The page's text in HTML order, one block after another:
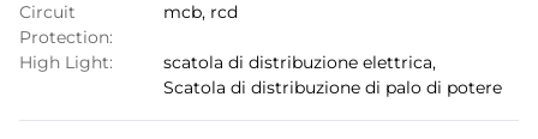
Circuit
Protection:
mcb, rcd
High Light: scatola di distribuzione elettrica,
Scatola di distribuzione di palo di potere